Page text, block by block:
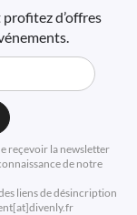
d’offres
reçevoir la newsletter
de notre
liens de désincription